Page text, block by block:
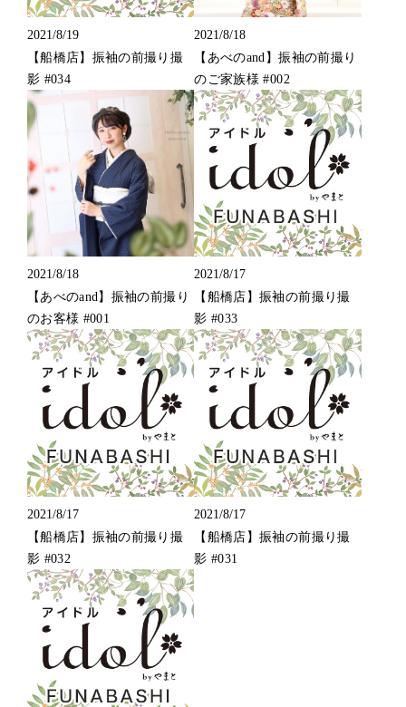
2021/8/19
【船橋店】振袖の前撮り撮
影 #034
2021/8/18
【あべのand】振袖の前撮り
のご家族様 #002
2021/8/18
【あべのand】振袖の前撮り
のお客様 #001
2021/8/17
【船橋店】振袖の前撮り撮
影 #033
2021/8/17
【船橋店】振袖の前撮り撮
影 #032
2021/8/17
【船橋店】振袖の前撮り撮
影 #031